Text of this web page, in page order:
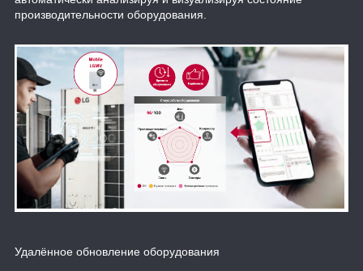
производительности оборудования.
Удалённое обновление оборудования